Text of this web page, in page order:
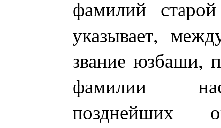
фамилий
указывает,
звание юзбаши,
фамилии
позднейших